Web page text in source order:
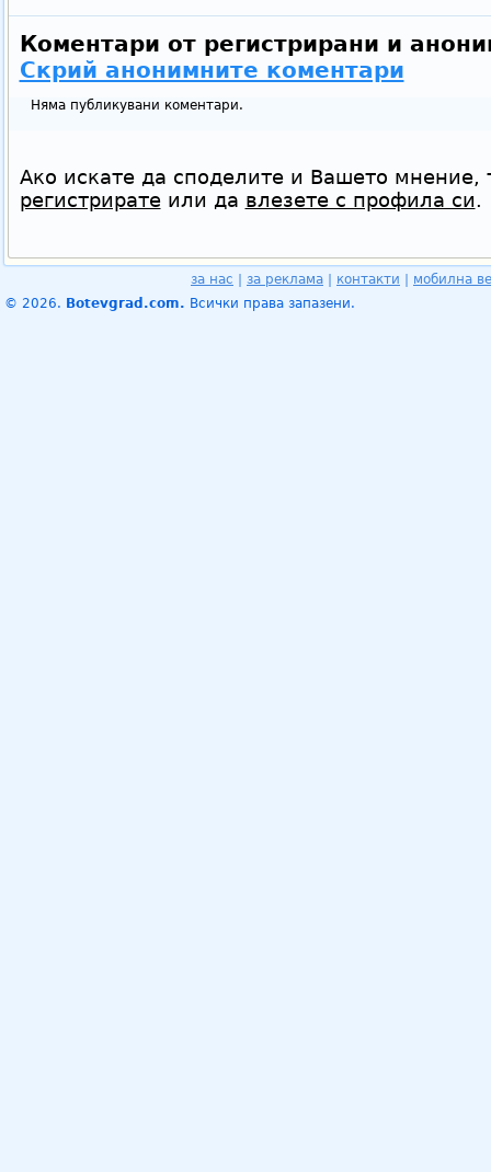
Коментари от регистрирани и
Скрий анонимните коментари
Няма публикувани коментари.
Ако искате да споделите и Вашето мнение,
регистриратеили да влезете с профила си.
за нас за реклама контакти
мобилна
© 2026. Botevgrad.com. Всички права запазени.